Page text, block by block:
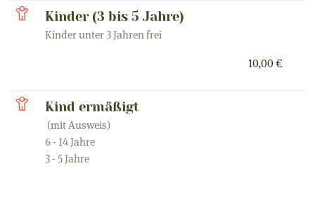
Kinder (3 bis 5 Jahre)
Kinder unter 3 Jahren frei
10,00 €
Kind ermäßigt
(mit Ausweis)
6 - 14 Jahre
3 - 5 Jahre